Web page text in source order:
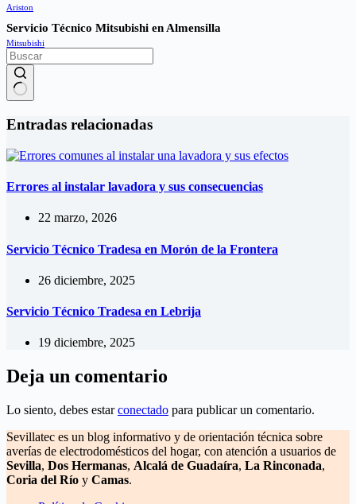
Ariston
Servicio Técnico Mitsubishi en Almensilla
Mitsubishi
resultados
Entradas relacionadas
Errores al instalar lavadora y sus consecuencias
22 marzo, 2026
Servicio Técnico Tradesa en Morón de la Frontera
26 diciembre, 2025
Servicio Técnico Tradesa en Lebrija
19 diciembre, 2025
Deja un comentario
Lo siento, debes estarconectado para publicar un comentario.
Sevillatec es un blog informativo y de orientación técnica sobre
averías de electrodomésticos del hogar, con atención a usuarios de
Sevilla, Dos Hermanas, Alcalá de Guadaíra, La Rinconada,
Coria del Río y Camas.